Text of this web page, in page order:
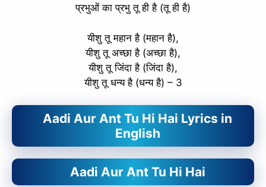
प्रभुओं का प्रभु तू ही है (तू ही है)
यीशु तू महान है (महान है),
यीशु तू अच्छा है (अच्छा है),
यीशु तू जिंदा है (जिंदा है),
यीशु तू धन्य है (धन्य है) – 3
Aadi Aur Ant Tu Hi Hai Lyrics in
English
Aadi Aur Ant Tu Hi Hai